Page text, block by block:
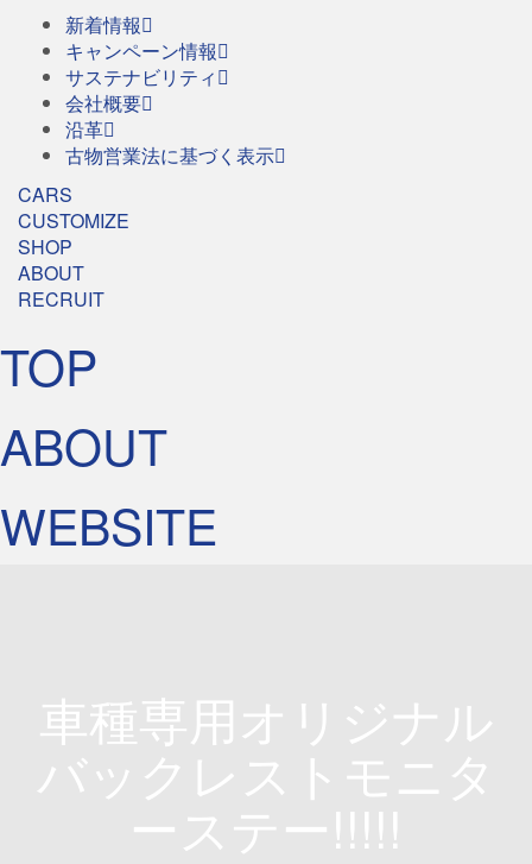
新着情報
キャンペーン情報
サステナビリティ
会社概要
沿革
古物営業法に基づく表示
CARS
CUSTOMIZE
SHOP
ABOUT
RECRUIT
TOP
ABOUT
WEBSITE
車種専用オリジナル
バックレストモニタ
ーステー!!!!!